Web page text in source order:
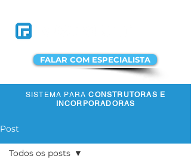
FALAR COM ESPECIALISTA
ACESSAR A
SISTEMA PARACONSTRUTORAS E
INCORPORADORAS
Post
Todos os posts